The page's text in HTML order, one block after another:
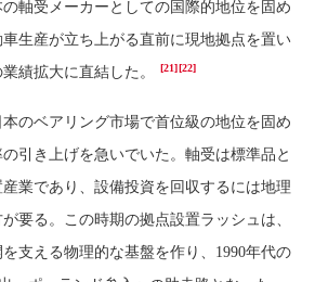
軸受メーカーとしての国際的地位を固め
生産が立ち上がる直前に現地拠点を置い
績拡大に直結した。
[21][22]
本のベアリング市場で首位級の地位を固め
引き上げを急いでいた。軸受は標準品と
業であり、設備投資を回収するには地理
要る。この時期の拠点設置ラッシュは、
支える物理的な基盤を作り、1990年代の